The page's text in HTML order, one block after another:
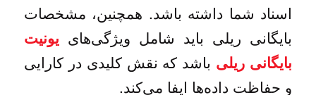
اسناد شما داشته باشد. همچنین، مشخصات
بایگانی ریلی باید شامل ویژگی‌های یونیت
بایگانی ریلی باشد که نقش کلیدی در کارایی
و حفاظت داده‌ها ایفا می‌کند.